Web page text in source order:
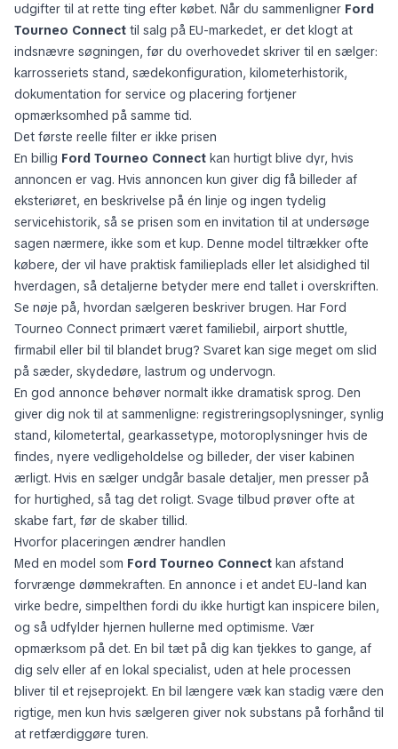
udgifter til at rette ting efter købet. Når du sammenligner Ford
Tourneo Connect til salg på EU-markedet, er det klogt at
indsnævre søgningen, før du overhovedet skriver til en sælger:
karrosseriets stand, sædekonfiguration, kilometerhistorik,
dokumentation for service og placering fortjener
opmærksomhed på samme tid.
Det første reelle filter er ikke prisen
En billig Ford Tourneo Connect kan hurtigt blive dyr, hvis
annoncen er vag. Hvis annoncen kun giver dig få billeder af
eksteriøret, en beskrivelse på én linje og ingen tydelig
servicehistorik, så se prisen som en invitation til at undersøge
sagen nærmere, ikke som et kup. Denne model tiltrækker ofte
købere, der vil have praktisk familieplads eller let alsidighed til
hverdagen, så detaljerne betyder mere end tallet i overskriften.
Se nøje på, hvordan sælgeren beskriver brugen. Har Ford
Tourneo Connect primært været familiebil, airport shuttle,
firmabil eller bil til blandet brug? Svaret kan sige meget om slid
på sæder, skydedøre, lastrum og undervogn.
En god annonce behøver normalt ikke dramatisk sprog. Den
giver dig nok til at sammenligne: registreringsoplysninger, synlig
stand, kilometertal, gearkassetype, motoroplysninger hvis de
findes, nyere vedligeholdelse og billeder, der viser kabinen
ærligt. Hvis en sælger undgår basale detaljer, men presser på
for hurtighed, så tag det roligt. Svage tilbud prøver ofte at
skabe fart, før de skaber tillid.
Hvorfor placeringen ændrer handlen
Med en model som Ford Tourneo Connect kan afstand
forvrænge dømmekraften. En annonce i et andet EU-land kan
virke bedre, simpelthen fordi du ikke hurtigt kan inspicere bilen,
og så udfylder hjernen hullerne med optimisme. Vær
opmærksom på det. En bil tæt på dig kan tjekkes to gange, af
dig selv eller af en lokal specialist, uden at hele processen
bliver til et rejseprojekt. En bil længere væk kan stadig være den
rigtige, men kun hvis sælgeren giver nok substans på forhånd til
at retfærdiggøre turen.